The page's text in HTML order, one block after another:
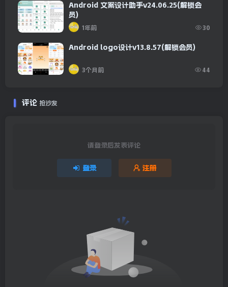
Android 文案设计助手v24.06.25(解锁会
员)
1年前 30
Android logo设计v13.8.57(解锁会员)
3个月前 44
评论 抢沙发
请登录后发表评论
登录 注册